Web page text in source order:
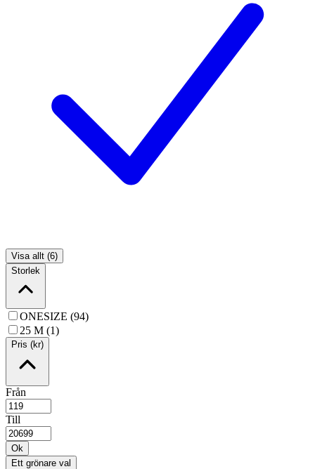
Visa allt (6)
Storlek
ONESIZE (94)
25 M (1)
Pris (kr)
Från
Till
Ok
Ett grönare val